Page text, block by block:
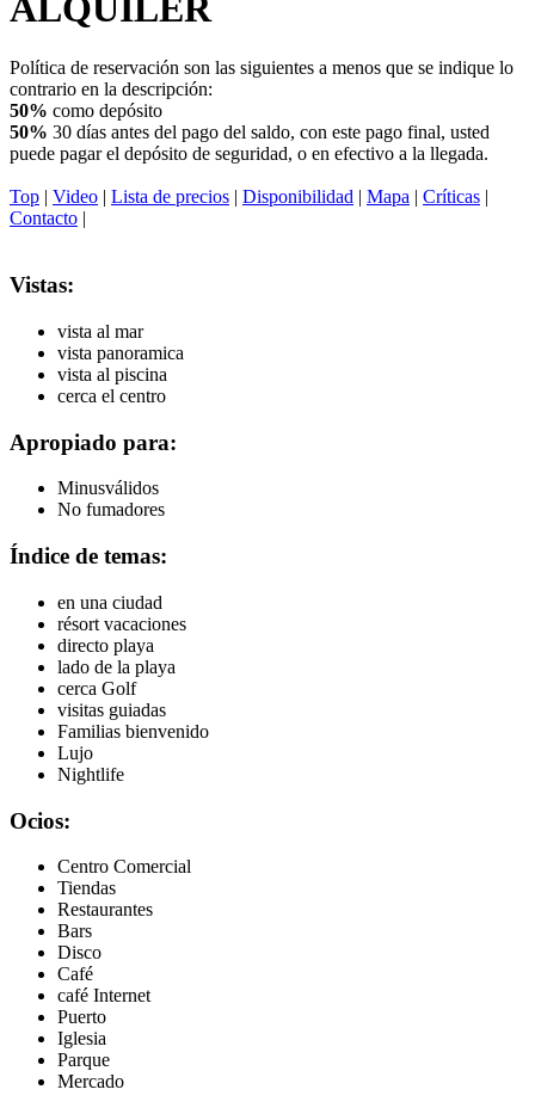
Política de reservación son las siguientes a menos que se indique lo
contrario en la descripción:
50% como depósito
50% 30 días antes del pago del saldo, con este pago final, usted
puede pagar el depósito de seguridad, o en efectivo a la llegada.
Top | Video | Lista de precios | Disponibilidad | Mapa | Críticas |
Contacto |
Vistas:
vista al mar
vista panoramica
vista al piscina
cerca el centro
Apropiado para:
Minusválidos
No fumadores
Índice de temas:
en una ciudad
résort vacaciones
directo playa
lado de la playa
cerca Golf
visitas guiadas
Familias bienvenido
Lujo
Nightlife
Ocios:
Centro Comercial
Tiendas
Restaurantes
Bars
Disco
Café
café Internet
Puerto
Iglesia
Parque
Mercado